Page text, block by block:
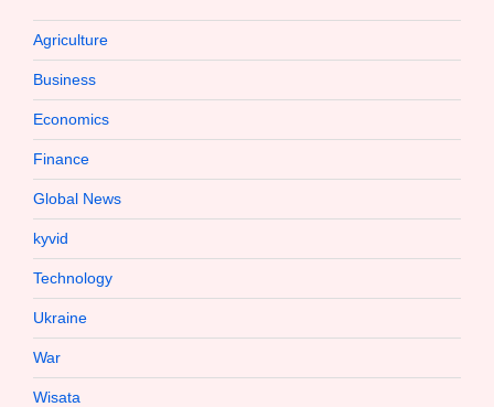
Agriculture
Business
Economics
Finance
Global News
kyvid
Technology
Ukraine
War
Wisata